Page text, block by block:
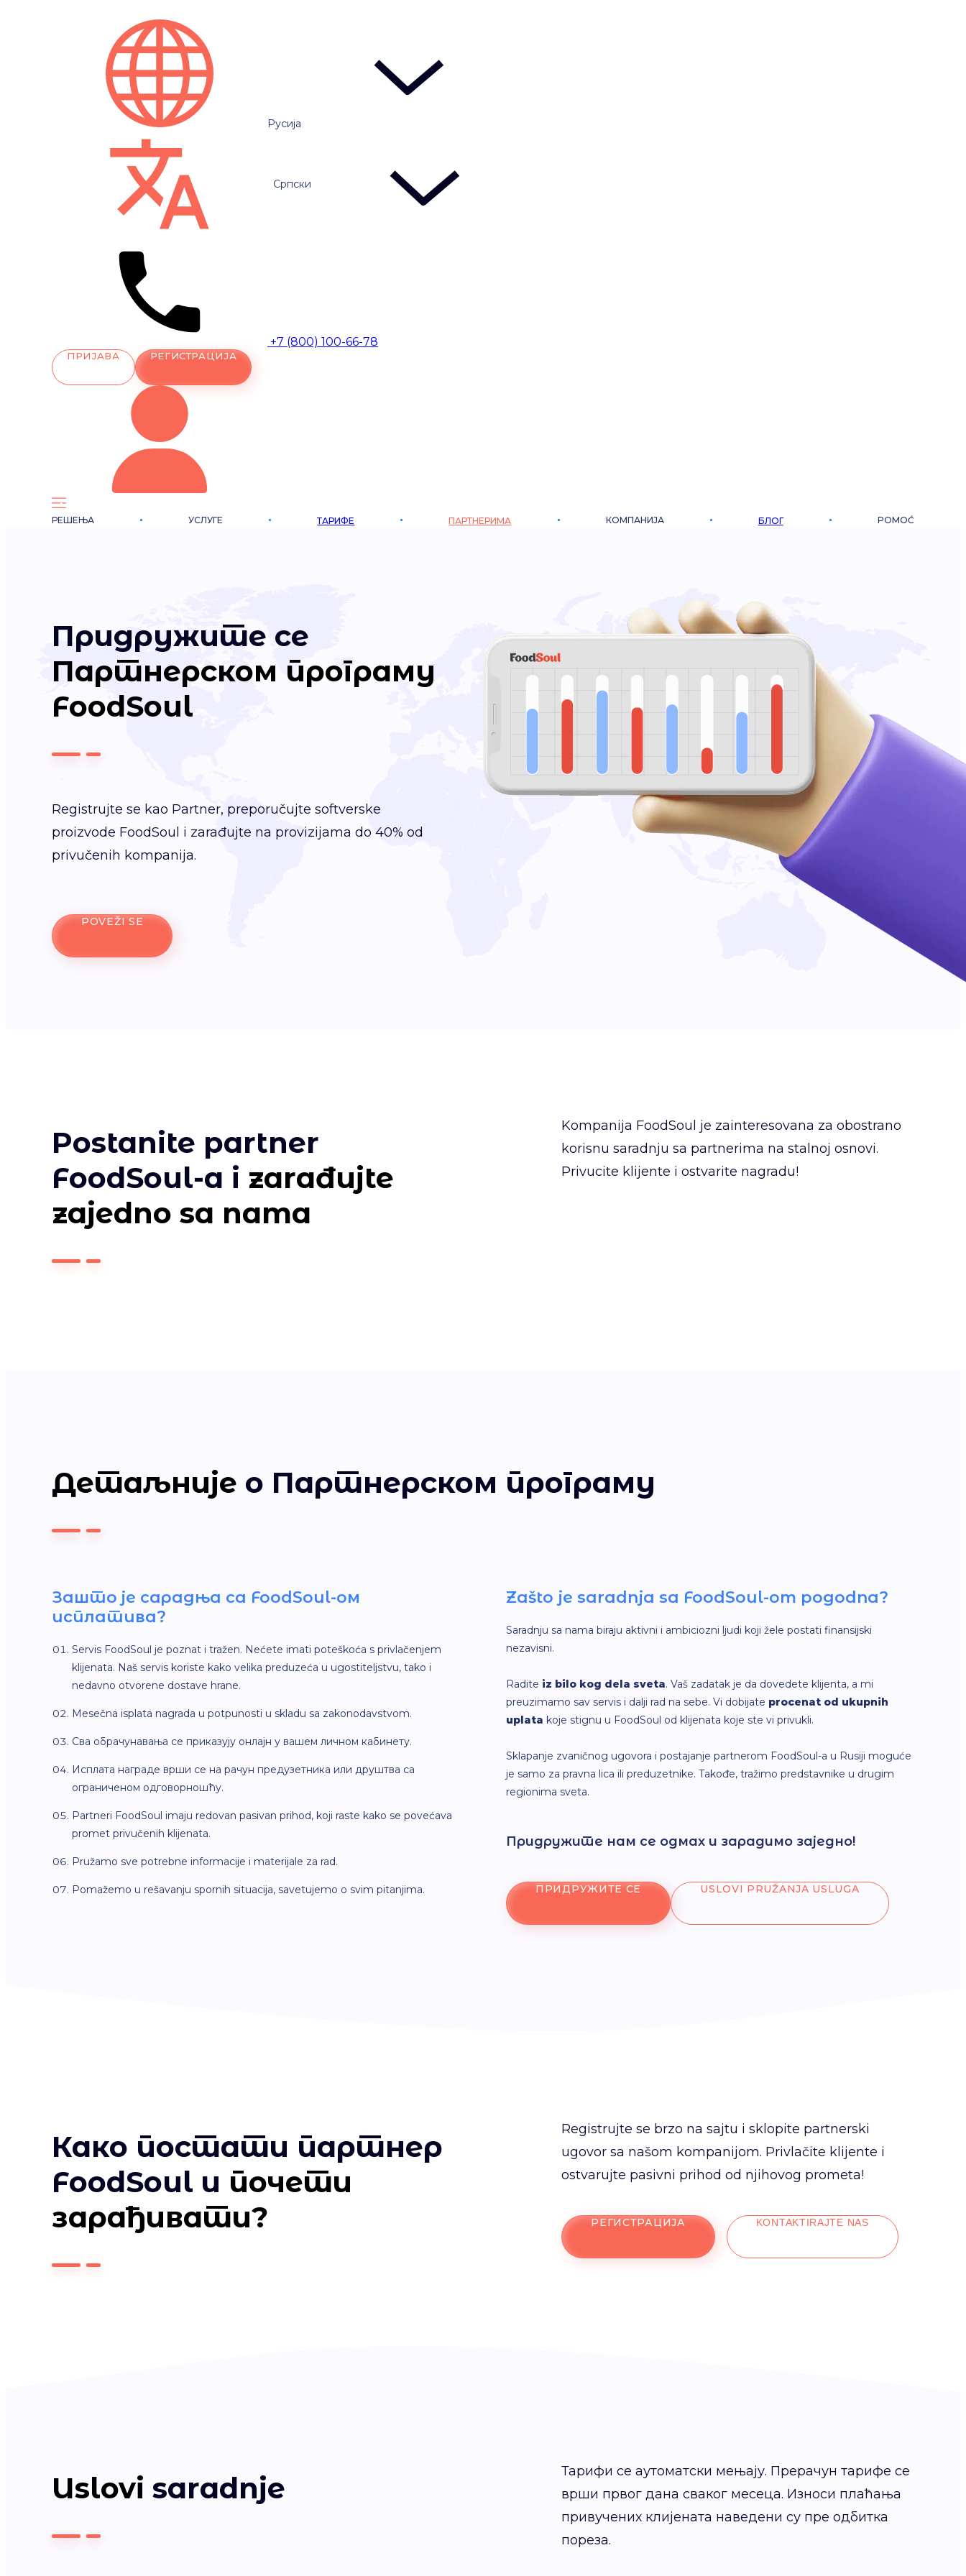
Русија
Српски
+7 (800) 100-66-78
ПРИЈАВА РЕГИСТРАЦИЈА
РЕШЕЊА УСЛУГЕ ТАРИФЕ ПАРТНЕРИМА КОМПАНИЈА БЛОГ POMOĆ
Придружите се
Партнерском програму
FoodSoul
Registrujte se kao Partner, preporučujte softverske
proizvode FoodSoul i zarađujte na provizijama do 40% od
privučenih kompanija.
POVEŽI SE
Postanite partner
FoodSoul-a i zarađujte
zajedno sa nama
Kompanija FoodSoul je zainteresovana za obostrano
korisnu saradnju sa partnerima na stalnoj osnovi.
Privucite klijente i ostvarite nagradu!
Детаљније о Партнерском програму
Зашто је сарадња са FoodSoul-ом
исплатива?
Servis FoodSoul je poznat i tražen. Nećete imati poteškoća s privlačenjem
klijenata. Naš servis koriste kako velika preduzeća u ugostiteljstvu, tako i
nedavno otvorene dostave hrane.
Mesečna isplata nagrada u potpunosti u skladu sa zakonodavstvom.
Сва обрачунавања се приказују онлајн у вашем личном кабинету.
Исплата награде врши се на рачун предузетника или друштва са
ограниченом одговорношћу.
Partneri FoodSoul imaju redovan pasivan prihod, koji raste kako se povećava
promet privučenih klijenata.
Pružamo sve potrebne informacije i materijale za rad.
Pomažemo u rešavanju spornih situacija, savetujemo o svim pitanjima.
Zašto je saradnja sa FoodSoul-om pogodna?
Saradnju sa nama biraju aktivni i ambiciozni ljudi koji žele postati finansijski
nezavisni.
Radite iz bilo kog dela sveta. Vaš zadatak je da dovedete klijenta, a mi
preuzimamo sav servis i dalji rad na sebe. Vi dobijate procenat od ukupnih
uplata koje stignu u FoodSoul od klijenata koje ste vi privukli.
Sklapanje zvaničnog ugovora i postajanje partnerom FoodSoul-a u Rusiji moguće
je samo za pravna lica ili preduzetnike. Takođe, tražimo predstavnike u drugim
regionima sveta.
Придружите нам се одмах и зарадимо заједно!
ПРИДРУЖИТЕ СЕ USLOVI PRUŽANJA USLUGA
Како постати партнер
FoodSoul и почети
зарађивати?
Registrujte se brzo na sajtu i sklopite partnerski
ugovor sa našom kompanijom. Privlačite klijente i
ostvarujte pasivni prihod od njihovog prometa!
РЕГИСТРАЦИЈА KONTAKTIRAJTE NAS
Uslovi saradnje
Тарифи се аутоматски мењају. Прерачун тарифе се
врши првог дана сваког месеца. Износи плаћања
привучених клијената наведени су пре одбитка
пореза.